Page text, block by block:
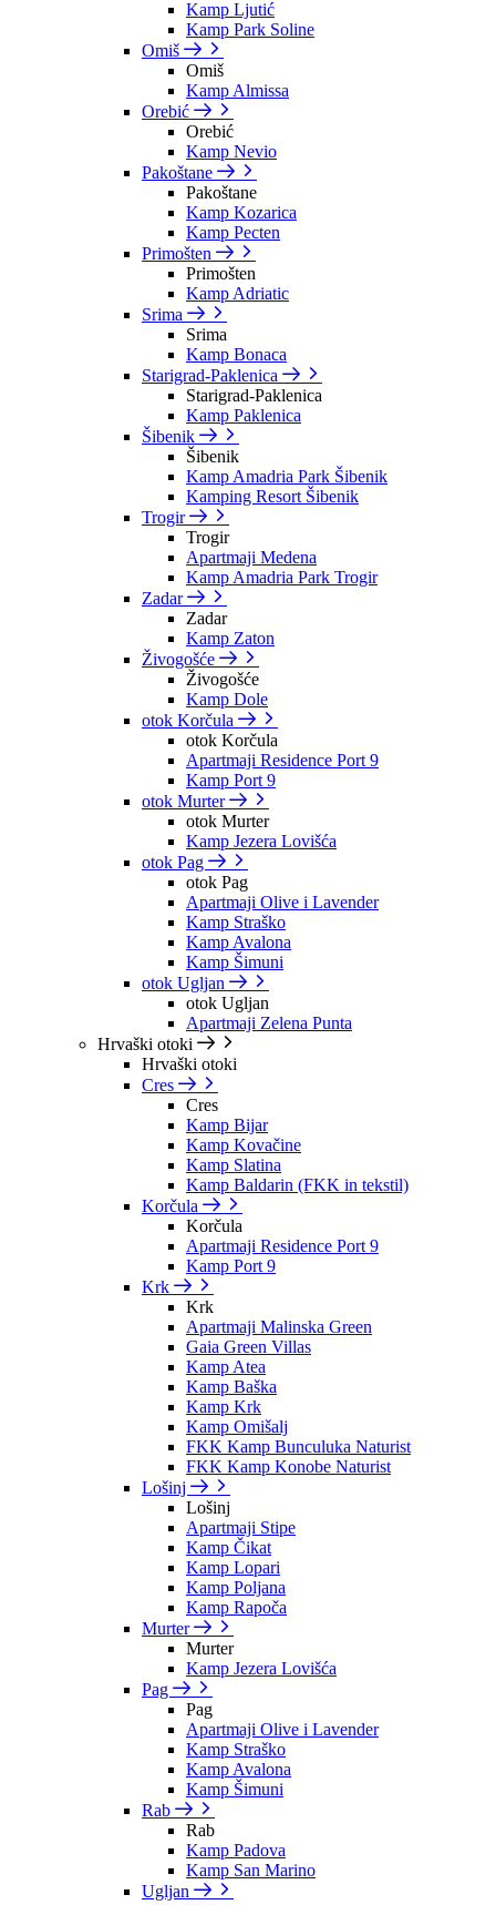
Kamp Ljutić
Kamp Park Soline
Omiš
Omiš
Kamp Almissa
Orebić
Orebić
Kamp Nevio
Pakoštane
Pakoštane
Kamp Kozarica
Kamp Pecten
Primošten
Primošten
Kamp Adriatic
Srima
Srima
Kamp Bonaca
Starigrad-Paklenica
Starigrad-Paklenica
Kamp Paklenica
Šibenik
Šibenik
Kamp Amadria Park Šibenik
Kamping Resort Šibenik
Trogir
Trogir
Apartmaji Medena
Kamp Amadria Park Trogir
Zadar
Zadar
Kamp Zaton
Živogošće
Živogošće
Kamp Dole
otok Korčula
otok Korčula
Apartmaji Residence Port 9
Kamp Port 9
otok Murter
otok Murter
Kamp Jezera Lovišća
otok Pag
otok Pag
Apartmaji Olive i Lavender
Kamp Straško
Kamp Avalona
Kamp Šimuni
otok Ugljan
otok Ugljan
Apartmaji Zelena Punta
Hrvaški otoki
Hrvaški otoki
Cres
Cres
Kamp Bijar
Kamp Kovačine
Kamp Slatina
Kamp Baldarin (FKK in tekstil)
Korčula
Korčula
Apartmaji Residence Port 9
Kamp Port 9
Krk
Krk
Apartmaji Malinska Green
Gaia Green Villas
Kamp Atea
Kamp Baška
Kamp Krk
Kamp Omišalj
FKK Kamp Bunculuka Naturist
FKK Kamp Konobe Naturist
Lošinj
Lošinj
Apartmaji Stipe
Kamp Čikat
Kamp Lopari
Kamp Poljana
Kamp Rapoča
Murter
Murter
Kamp Jezera Lovišća
Pag
Pag
Apartmaji Olive i Lavender
Kamp Straško
Kamp Avalona
Kamp Šimuni
Rab
Rab
Kamp Padova
Kamp San Marino
Ugljan